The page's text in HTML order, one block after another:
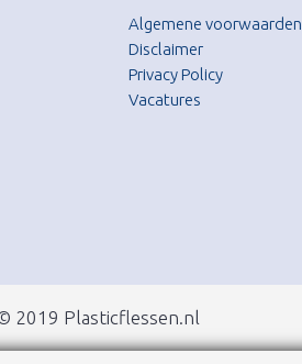
Algemene voorwaarden
Disclaimer
Privacy Policy
Vacatures
2019 Plasticflessen.nl